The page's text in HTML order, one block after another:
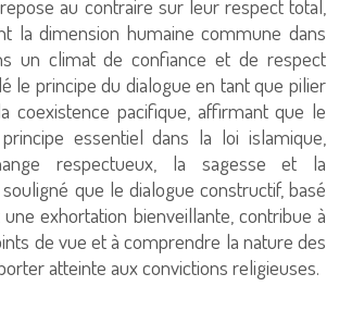
au contraire sur leur respect total,
la dimension humaine commune dans
un climat de confiance et de respect
le principe du dialogue en tant que pilier
coexistence pacifique, affirmant que le
essentiel dans la loi islamique,
respectueux, la sagesse et la
que le dialogue constructif, basé
exhortation bienveillante, contribue à
de vue et à comprendre la nature des
atteinte aux convictions religieuses.